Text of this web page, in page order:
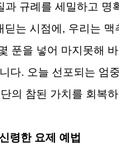
규례를 세밀하고 명
는 시점에 , 우리는 맥
푼을 넣어 마지못해
다. 오늘 선포되는 엄
의 참된 가치를 회복
령한 요제 예법